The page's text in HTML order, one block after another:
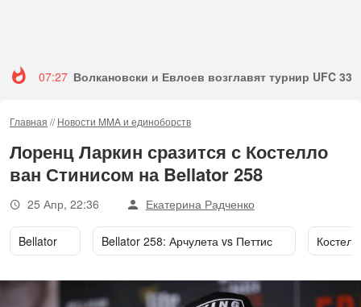
07:27 Волкановски и Евлоев возглавят турнир UFC 333
Главная //Новости MMA и единоборств
Лоренц Ларкин сразится с Костелло
ван Стинисом на Bellator 258
25 Апр, 22:36 Екатерина Радченко
Bellator Bellator 258: Арчулета vs Петтис